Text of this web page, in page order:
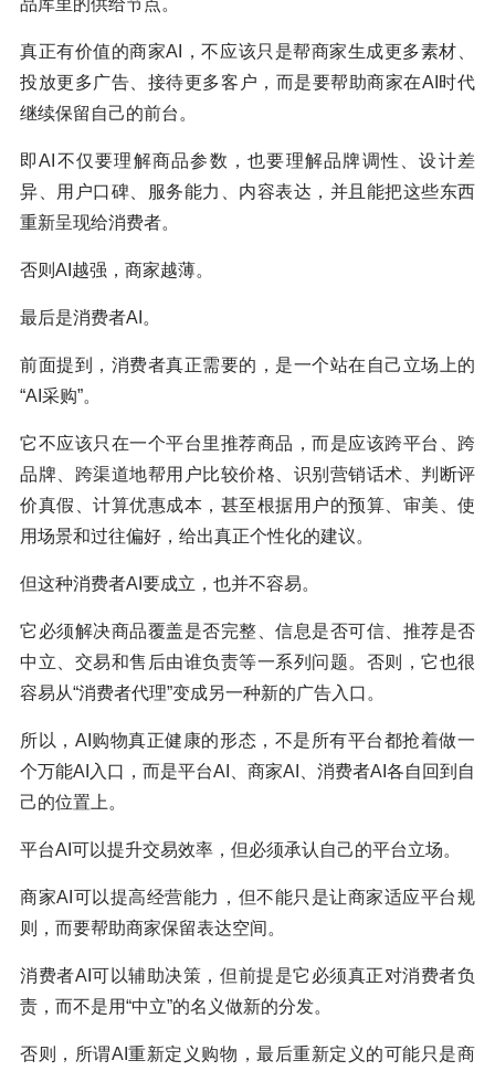
真正有价值的商家AI，不应该只是帮商家生成更多素材、
投放更多广告、接待更多客户，而是要帮助商家在AI时代
继续保留自己的前台。
即AI不仅要理解商品参数，也要理解品牌调性、设计差
异、用户口碑、服务能力、内容表达，并且能把这些东西
重新呈现给消费者。
否则AI越强，商家越薄。
最后是消费者AI。
前面提到，消费者真正需要的，是一个站在自己立场上的
“AI采购”。
它不应该只在一个平台里推荐商品，而是应该跨平台、跨
品牌、跨渠道地帮用户比较价格、识别营销话术、判断评
价真假、计算优惠成本，甚至根据用户的预算、审美、使
用场景和过往偏好，给出真正个性化的建议。
但这种消费者AI要成立，也并不容易。
它必须解决商品覆盖是否完整、信息是否可信、推荐是否
中立、交易和售后由谁负责等一系列问题。否则，它也很
容易从“消费者代理”变成另一种新的广告入口。
所以，AI购物真正健康的形态，不是所有平台都抢着做一
个万能AI入口，而是平台AI、商家AI、消费者AI各自回到自
己的位置上。
平台AI可以提升交易效率，但必须承认自己的平台立场。
商家AI可以提高经营能力，但不能只是让商家适应平台规
则，而要帮助商家保留表达空间。
消费者AI可以辅助决策，但前提是它必须真正对消费者负
责，而不是用“中立”的名义做新的分发。
否则，所谓AI重新定义购物，最后重新定义的可能只是商